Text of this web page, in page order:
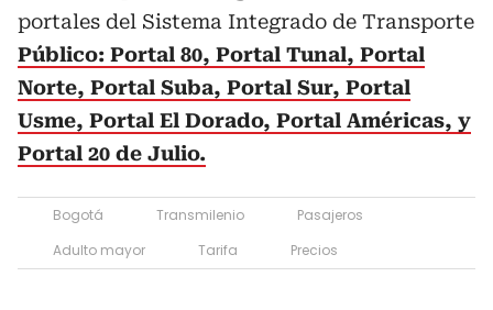
portales del Sistema Integrado de Transporte
Público: Portal 80, Portal Tunal, Portal
Norte, Portal Suba, Portal Sur, Portal
Usme, Portal El Dorado, Portal Américas, y
Portal 20 de Julio.
Bogotá Transmilenio
Pasajeros
Adulto mayor
Tarifa Precios